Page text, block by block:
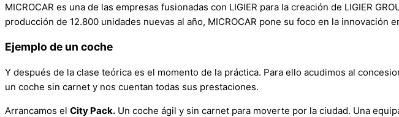
MICROCAR es una de las empresas fusionadas con LIGIER para la creación de LIGIER
producción de 12.800 unidades nuevas al año, MICROCAR pone su foco en la
Ejemplo de un coche
Y después de la clase teórica es el momento de la práctica. Para ello acudimos al
un coche sin carnet y nos cuentan todas sus prestaciones.
Arrancamos el City Pack. Un coche ágil y sin carnet para moverte por la ciudad. Una